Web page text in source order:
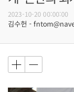
2023-10-20 00:00:00
김수헌 -